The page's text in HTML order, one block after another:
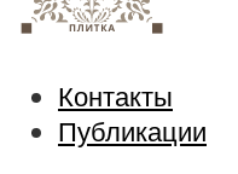
Контакты
Публикации